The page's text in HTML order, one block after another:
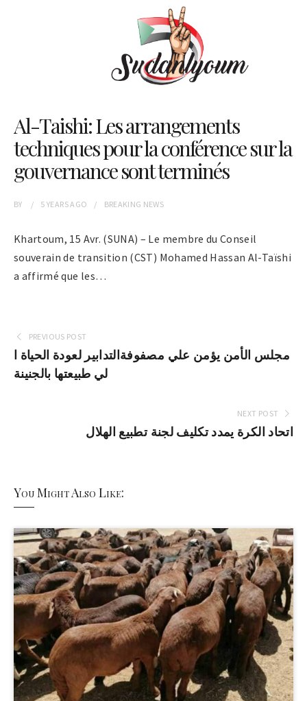
Al-Taishi: Les arrangements
techniques pour la conférence sur la
gouvernance sont terminés
BY 5 YEARSAGO BREAKING NEWS
Khartoum, 15 Avr. (SUNA) – Le membre du Conseil
souverain de transition (CST) Mohamed Hassan Al-Taïshi
a affirmé que les…
PREVIOUS POST
مجلس الأمن يؤمن علي مصفوفةالتدابير لعودة الحياة ا
لي طبيعتها بالجنينة
NEXT POST
اتحاد الكرة يمدد تكليف لجنة تطبيع الهلال
You Might Also Like: